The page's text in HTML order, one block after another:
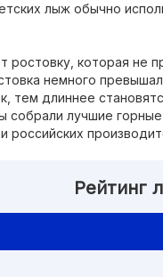
лыж обычно
ростовку, которая не
немного
тем длиннее
лучшие
Рейтинг